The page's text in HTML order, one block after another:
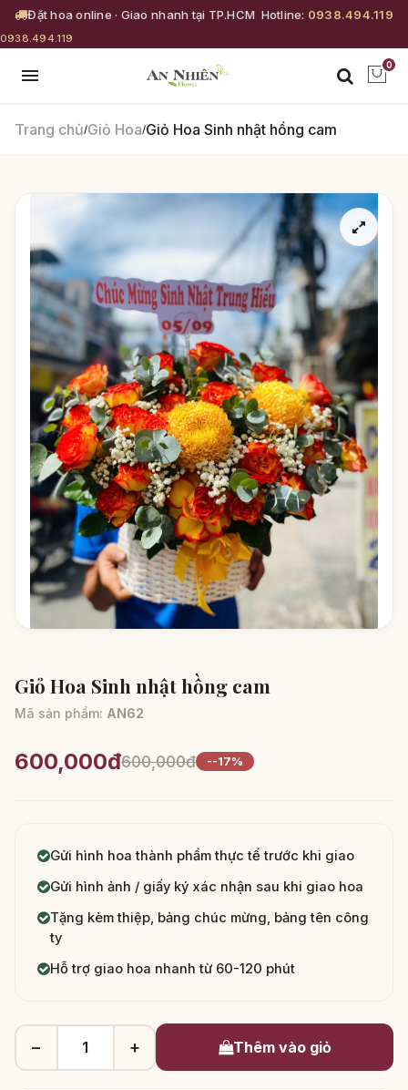
Đặt hoa online · Giao nhanh tại TP.HCM Hotline: 0938.494.119
0938.494.119
0
Trang chủ/Giỏ Hoa/Giỏ Hoa Sinh nhật hồng cam
Giỏ Hoa Sinh nhật hồng cam
Mã sản phẩm: AN62
600,000đ600,000đ --17%
Gửi hình hoa thành phẩm thực tế trước khi giao
Gửi hình ảnh / giấy ký xác nhận sau khi giao hoa
Tặng kèm thiệp, bảng chúc mừng, bảng tên công
ty
Hỗ trợ giao hoa nhanh từ 60-120 phút
− + Thêm vào giỏ